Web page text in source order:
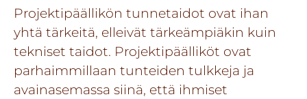
Projektipäällikön tunnetaidot ovat ihan
yhtä tärkeitä, elleivät tärkeämpiäkin kuin
tekniset taidot. Projektipäälliköt ovat
parhaimmillaan tunteiden tulkkeja ja
avainasemassa siinä, että ihmiset